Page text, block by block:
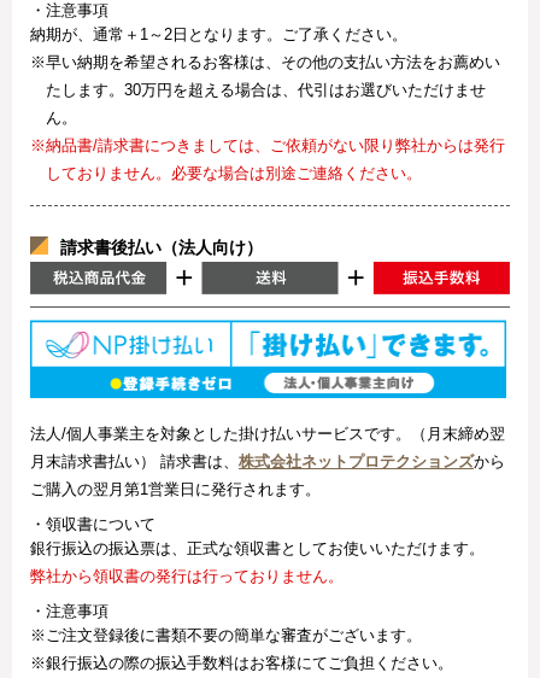
・注意事項
納期が、通常＋1～2日となります。ご了承ください。
※早い納期を希望されるお客様は、その他の支払い方法をお薦めい
たします。30万円を超える場合は、代引はお選びいただけませ
ん。
※納品書/請求書につきましては、ご依頼がない限り弊社からは発行
しておりません。必要な場合は別途ご連絡ください。
請求書後払い（法人向け）
法人/個人事業主を対象とした掛け払いサービスです。（月末締め翌
月末請求書払い） 請求書は、 株式会社ネットプロテクションズから
ご購入の翌月第1営業日に発行されます。
・領収書について
銀行振込の振込票は、正式な領収書としてお使いいただけます。
弊社から領収書の発行は行っておりません。
・注意事項
※ご注文登録後に書類不要の簡単な審査がございます。
※銀行振込の際の振込手数料はお客様にてご負担ください。